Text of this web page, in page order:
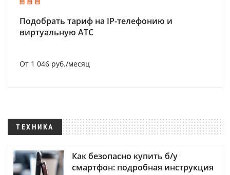
Подобрать тариф на IP-телефонию и
виртуальную АТС
От 1 046 руб./месяц
ТЕХНИКА
Как безопасно купить б/у
смартфон: подробная инструкция